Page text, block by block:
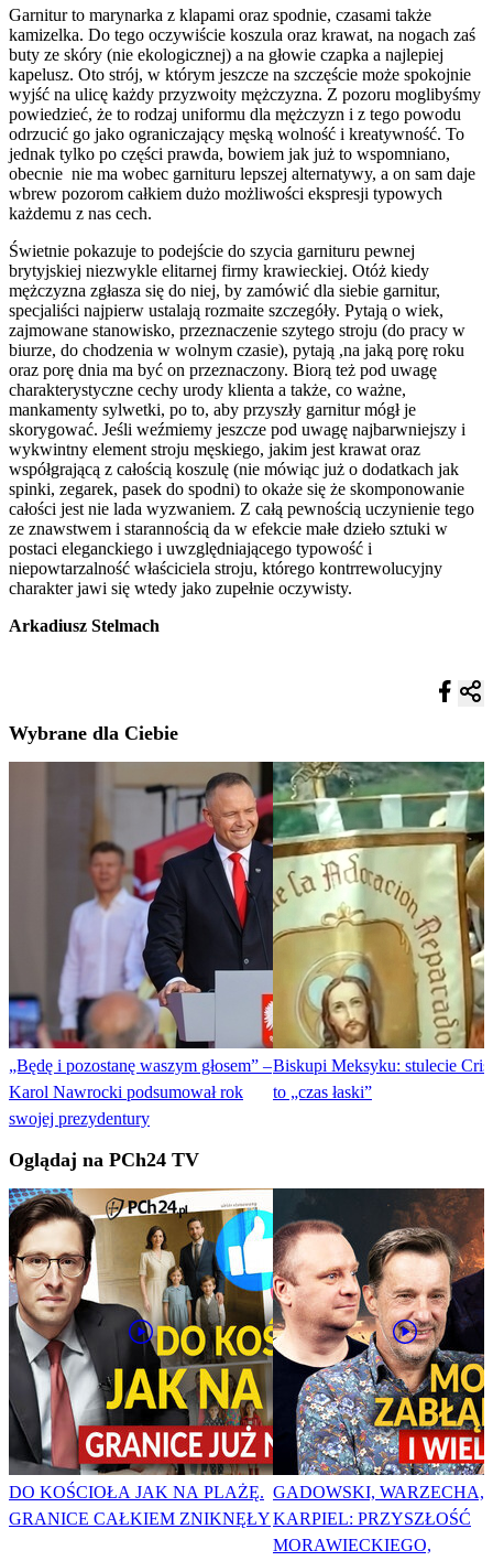
Garnitur to marynarka z klapami oraz spodnie, czasami także
kamizelka. Do tego oczywiście koszula oraz krawat, na nogach zaś
buty ze skóry (nie ekologicznej) a na głowie czapka a najlepiej
kapelusz. Oto strój, w którym jeszcze na szczęście może spokojnie
wyjść na ulicę każdy przyzwoity mężczyzna. Z pozoru moglibyśmy
powiedzieć, że to rodzaj uniformu dla mężczyzn i z tego powodu
odrzucić go jako ograniczający męską wolność i kreatywność. To
jednak tylko po części prawda, bowiem jak już to wspomniano,
obecnie nie ma wobec garnituru lepszej alternatywy, a on sam daje
wbrew pozorom całkiem dużo możliwości ekspresji typowych
każdemu z nas cech.
Świetnie pokazuje to podejście do szycia garnituru pewnej
brytyjskiej niezwykle elitarnej firmy krawieckiej. Otóż kiedy
mężczyzna zgłasza się do niej, by zamówić dla siebie garnitur,
specjaliści najpierw ustalają rozmaite szczegóły. Pytają o wiek,
zajmowane stanowisko, przeznaczenie szytego stroju (do pracy w
biurze, do chodzenia w wolnym czasie), pytają ,na jaką porę roku
oraz porę dnia ma być on przeznaczony. Biorą też pod uwagę
charakterystyczne cechy urody klienta a także, co ważne,
mankamenty sylwetki, po to, aby przyszły garnitur mógł je
skorygować. Jeśli weźmiemy jeszcze pod uwagę najbarwniejszy i
wykwintny element stroju męskiego, jakim jest krawat oraz
współgrającą z całością koszulę (nie mówiąc już o dodatkach jak
spinki, zegarek, pasek do spodni) to okaże się że skomponowanie
całości jest nie lada wyzwaniem. Z całą pewnością uczynienie tego
ze znawstwem i starannością da w efekcie małe dzieło sztuki w
postaci eleganckiego i uwzględniającego typowość i
niepowtarzalność właściciela stroju, którego kontrrewolucyjny
charakter jawi się wtedy jako zupełnie oczywisty.
Arkadiusz Stelmach
Wybrane dla Ciebie
„Będę i pozostanę waszym głosem” –
Karol Nawrocki podsumował rok
swojej prezydentury
Biskupi Meksyku: stulecie
to „czas łaski”
Oglądaj na PCh24 TV
DO KOŚCIOŁA JAK NA PLAŻĘ.
GRANICE CAŁKIEM ZNIKNĘŁY
GADOWSKI, WARZECHA,
KARPIEL: PRZYSZŁOŚĆ
MORAWIECKIEGO,